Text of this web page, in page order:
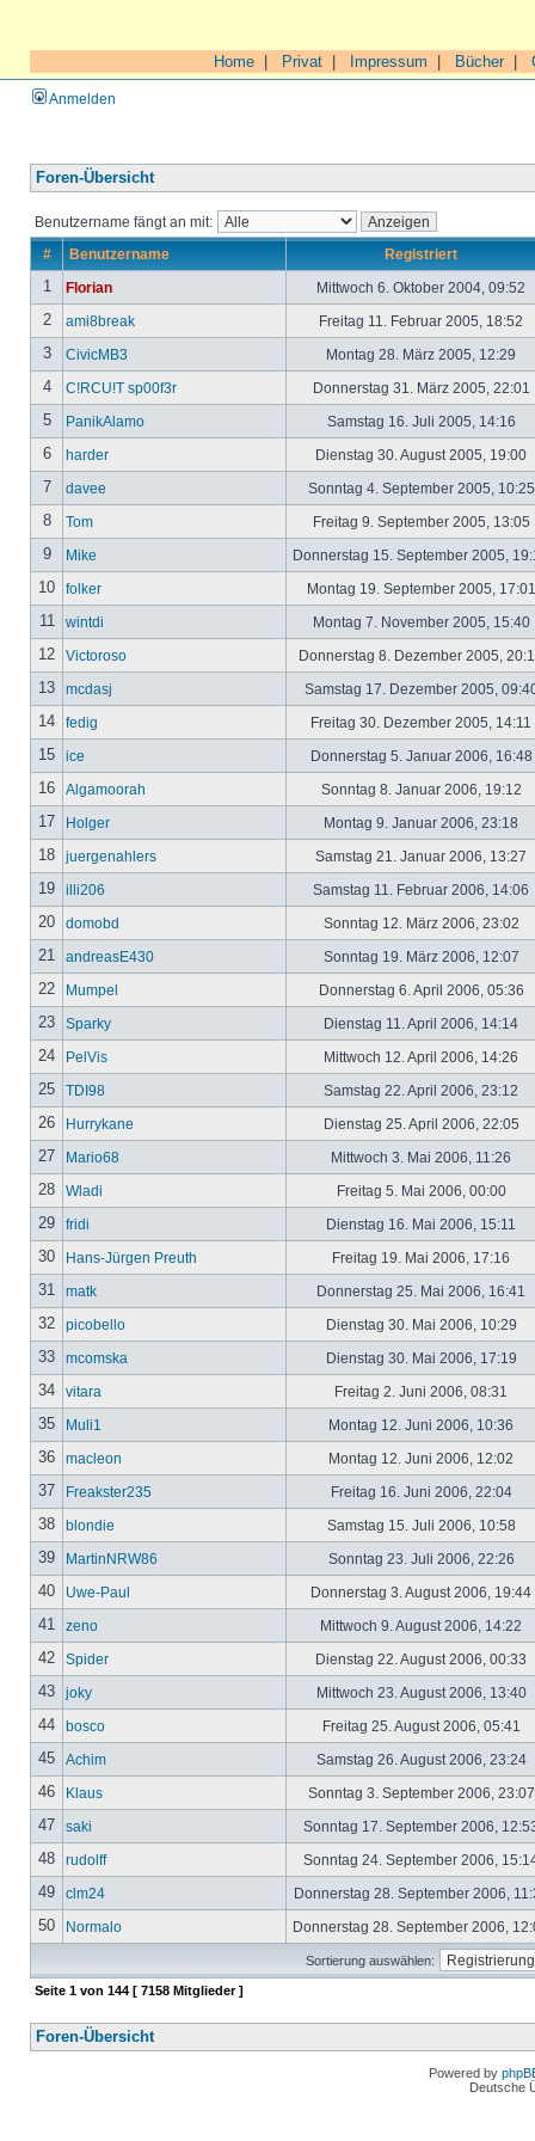
Home Privat Impressum Bücher|
Anmelden
Foren-Übersicht
Benutzername fängt an mit:
# Benutzername Registriert
1 Florian Mittwoch 6. Oktober 2004, 09:52
2 ami8break Freitag 11. Februar 2005, 18:52
3 CivicMB3 Montag 28. März 2005, 12:29
4 C!RCU!T sp00f3r Donnerstag 31. März 2005, 22:01
5 PanikAlamo Samstag 16. Juli 2005, 14:16
6 harder Dienstag 30. August 2005, 19:00
7 davee Sonntag 4. September 2005,
8 Tom Freitag 9. September 2005, 13:05
9 Mike Donnerstag 15. September 2005,
10 folker Montag 19. September 2005,
11 wintdi Montag 7. November 2005, 15:40
12 Victoroso Donnerstag 8. Dezember 2005,
13 mcdasj Samstag 17. Dezember 2005,
14 fedig Freitag 30. Dezember 2005, 14:11
15 ice Donnerstag 5. Januar 2006, 16:48
16 Algamoorah Sonntag 8. Januar 2006, 19:12
17 Holger Montag 9. Januar 2006, 23:18
18 juergenahlers Samstag 21. Januar 2006, 13:27
19 illi206 Samstag 11. Februar 2006, 14:06
20 domobd Sonntag 12. März 2006, 23:02
21 andreasE430 Sonntag 19. März 2006, 12:07
22 Mumpel Donnerstag 6. April 2006, 05:36
23 Sparky Dienstag 11. April 2006, 14:14
24 PelVis Mittwoch 12. April 2006, 14:26
25 TDI98 Samstag 22. April 2006, 23:12
26 Hurrykane Dienstag 25. April 2006, 22:05
27 Mario68 Mittwoch 3. Mai 2006, 11:26
28 Wladi Freitag 5. Mai 2006, 00:00
29 fridi Dienstag 16. Mai 2006, 15:11
30 Hans-Jürgen Preuth Freitag 19. Mai 2006, 17:16
31 matk Donnerstag 25. Mai 2006, 16:41
32 picobello Dienstag 30. Mai 2006, 10:29
33 mcomska Dienstag 30. Mai 2006, 17:19
34 vitara Freitag 2. Juni 2006, 08:31
35 Muli1 Montag 12. Juni 2006, 10:36
36 macleon Montag 12. Juni 2006, 12:02
37 Freakster235 Freitag 16. Juni 2006, 22:04
38 blondie Samstag 15. Juli 2006, 10:58
39 MartinNRW86 Sonntag 23. Juli 2006, 22:26
40 Uwe-Paul Donnerstag 3. August 2006, 19:44
41 zeno Mittwoch 9. August 2006, 14:22
42 Spider Dienstag 22. August 2006, 00:33
43 joky Mittwoch 23. August 2006, 13:40
44 bosco Freitag 25. August 2006, 05:41
45 Achim Samstag 26. August 2006, 23:24
46 Klaus Sonntag 3. September 2006,
47 saki Sonntag 17. September 2006,
48 rudolff Sonntag 24. September 2006,
49 clm24 Donnerstag 28. September 2006,
50 Normalo Donnerstag 28. September 2006,
Sortierung auswählen:
Seite 1 von 144 [ 7158 Mitglieder ]
Foren-Übersicht
Powered by
Deutsche